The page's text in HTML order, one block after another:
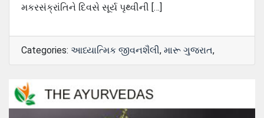
મકરસંક્રાંતિને દિવસે સૂર્ય પૃથ્વીની […]
Categories: આધ્યાત્મિક જીવનશૈલી, મારૂ ગુજરાત,